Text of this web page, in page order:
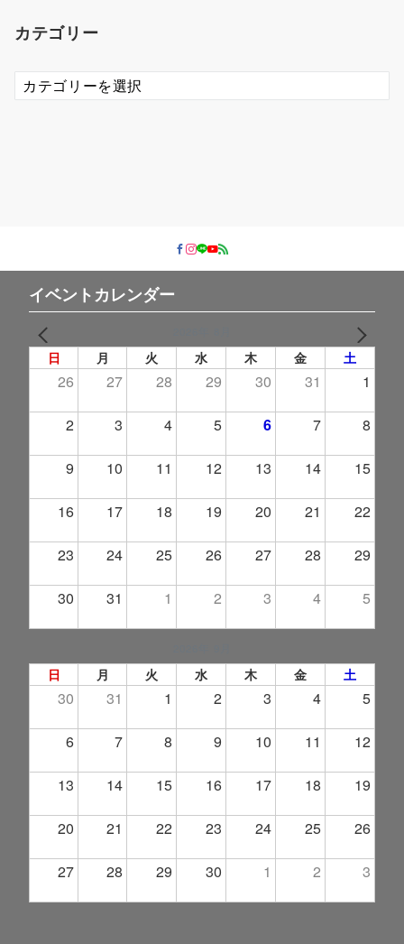
ブ
カテゴリー
カ
テ
イベントカレンダー
日 月 火 水 木 金 土
26 27 28 29 30 31 1
2 3 4 5 6 7 8
9 10 11 12 13 14 15
16 17 18 19 20 21 22
23 24 25 26 27 28 29
30 31 1 2 3 4 5
日 月 火 水 木 金 土
30 31 1 2 3 4 5
6 7 8 9 10 11 12
13 14 15 16 17 18 19
20 21 22 23 24 25 26
27 28 29 30 1 2 3